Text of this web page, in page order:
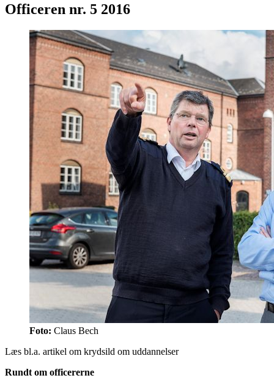
Officeren nr. 5 2016
Foto: Claus Bech
Læs bl.a. artikel om krydsild om uddannelser
Rundt om officererne